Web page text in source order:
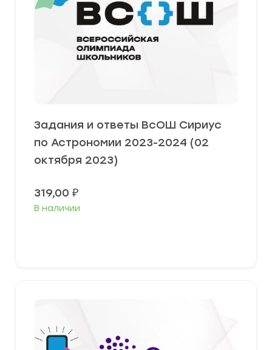
Задания и ответы ВсОШ Сириус
по Астрономии 2023-2024 (02
октября 2023)
319,00 ₽
В наличии